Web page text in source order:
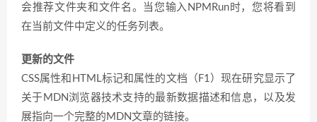
会推荐文件夹和文件名。当您输入NPMRun时，您将看到
在当前文件中定义的任务列表。
更新的文件
CSS属性和HTML标记和属性的文档（F1）现在研究显示了
关于MDN浏览器技术支持的最新数据描述和信息，以及发
展指向一个完整的MDN文章的链接。